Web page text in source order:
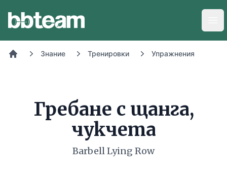
Знание Тренировки Упражнения
Гребане с щанга,
чукчета
Barbell Lying Row